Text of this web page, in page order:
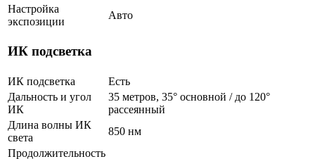
Настройка
экспозиции
Авто
ИК подсветка
ИК подсветка
Есть
Дальность и угол
ИК
35 метров, 35° основной / до 120°
рассеянный
Длина волны ИК
света
850 нм
Продолжительность